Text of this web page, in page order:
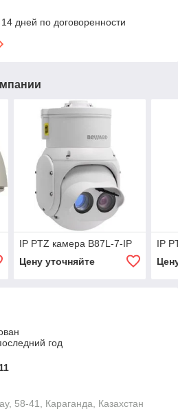
дней по договоренности
IP PTZ камера B87L-7-IP
Цену уточняйте
IP
год
58-41, Караганда, Казахстан